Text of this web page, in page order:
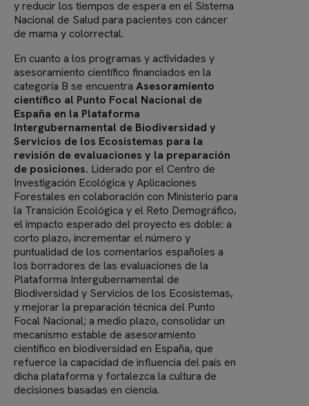
y reducir los tiempos de espera en el Sistema
Nacional de Salud para pacientes con cáncer
de mama y colorrectal.
En cuanto a los programas y actividades y
asesoramiento científico financiados en la
categoría B se encuentra Asesoramiento
científico al Punto Focal Nacional de
España en la Plataforma
Intergubernamental de Biodiversidad y
Servicios de los Ecosistemas para la
revisión de evaluaciones y la preparación
de posiciones. Liderado por el Centro de
Investigación Ecológica y Aplicaciones
Forestales en colaboración con Ministerio para
la Transición Ecológica y el Reto Demográfico,
el impacto esperado del proyecto es doble: a
corto plazo, incrementar el número y
puntualidad de los comentarios españoles a
los borradores de las evaluaciones de la
Plataforma Intergubernamental de
Biodiversidad y Servicios de los Ecosistemas,
y mejorar la preparación técnica del Punto
Focal Nacional; a medio plazo, consolidar un
mecanismo estable de asesoramiento
científico en biodiversidad en España, que
refuerce la capacidad de influencia del país en
dicha plataforma y fortalezca la cultura de
decisiones basadas en ciencia.